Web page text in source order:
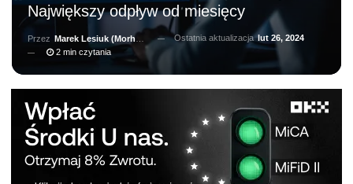
Największy odpływ od miesięcy
Przez Marek Lesiuk (Morhainn) Ostatnia aktualizacjalut 26, 2024
2 min czytania